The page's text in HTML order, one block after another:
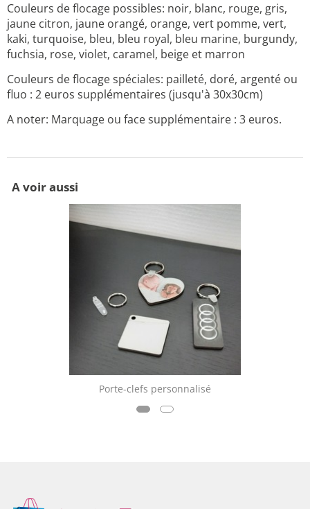
Couleurs de flocage possibles: noir, blanc, rouge, gris,
jaune citron, jaune orangé, orange, vert pomme, vert,
kaki, turquoise, bleu, bleu royal, bleu marine, burgundy,
fuchsia, rose, violet, caramel, beige et marron
Couleurs de flocage spéciales: pailleté, doré, argenté ou
fluo : 2 euros supplémentaires (jusqu'à 30x30cm)
A noter: Marquage ou face supplémentaire : 3 euros.
A voir aussi
Porte-clefs personnalisé